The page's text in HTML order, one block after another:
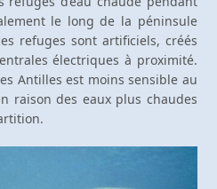
le long de la péninsule
refuges sont artificiels, créés
électriques à proximité.
Antilles est moins sensible au
raison des eaux plus chaudes